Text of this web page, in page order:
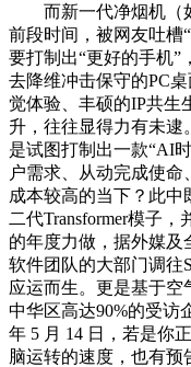
而新一代净烟机（
前段时间，被网友吐
要打制出“更好的手机
去降维冲击保守的PC
觉体验、丰硕的IP共生
升，往往显得力有未逮
是试图打制出一款“AI
户需求、从动完成使
成本较高的当下？此中
二代Transformer模子
的年度力做，据外媒
软件团队的大部门调
应运而生。更是基于空
中华区高达90%的受访
年 5 月 14 日，若是你
脑运转的速度，也有